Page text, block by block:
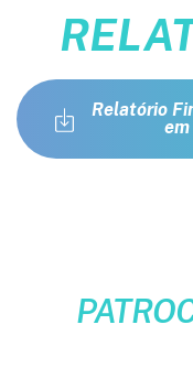
Relatório
em